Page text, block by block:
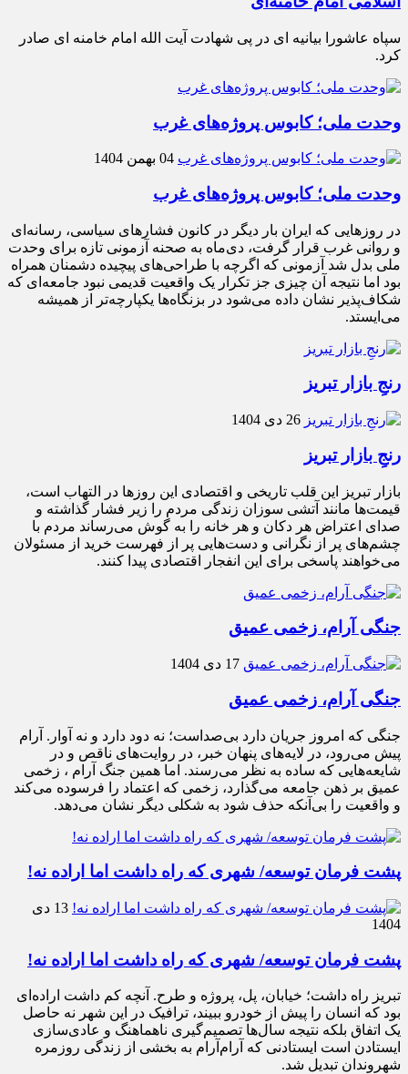
سپاه عاشورا بیانیه ای در پی شهادت آیت الله امام خامنه ای صادر
کرد.
وحدت ملی؛ کابوس پروژه‌های غرب
04 بهمن 1404
وحدت ملی؛ کابوس پروژه‌های غرب
در روزهایی که ایران بار دیگر در کانون فشارهای سیاسی، رسانه‌ای
و روانی غرب قرار گرفت، دی‌ماه به صحنه آزمونی تازه برای وحدت
ملی بدل شد آزمونی که اگرچه با طراحی‌های پیچیده دشمنان همراه
بود اما نتیجه آن چیزی جز تکرار یک واقعیت قدیمی نبود جامعه‌ای که
شکاف‌پذیر نشان داده می‌شود در بزنگاه‌ها یکپارچه‌تر از همیشه
می‌ایستد.
رنجِ بازار تبریز
26 دی 1404
رنجِ بازار تبریز
بازار تبریز این قلب تاریخی و اقتصادی این روزها در التهاب است،
قیمت‌ها مانند آتشی سوزان زندگی مردم را زیر فشار گذاشته و
صدای اعتراض هر دکان و هر خانه را به گوش می‌رساند مردم با
چشم‌های پر از نگرانی و دست‌هایی پر از فهرست خرید از مسئولان
می‌خواهند پاسخی برای این انفجار اقتصادی پیدا کنند.
جنگی آرام، زخمی عمیق
17 دی 1404
جنگی آرام، زخمی عمیق
جنگی که امروز جریان دارد بی‌صداست؛ نه دود دارد و نه آوار. آرام
پیش می‌رود، در لایه‌های پنهان خبر، در روایت‌های ناقص و در
شایعه‌هایی که ساده به نظر می‌رسند. اما همین جنگ آرام ، زخمی
عمیق بر ذهن جامعه می‌گذارد، زخمی که اعتماد را فرسوده می‌کند
و واقعیت را بی‌آنکه حذف شود به شکلی دیگر نشان می‌دهد.
پشت فرمان توسعه/ شهری که راه داشت اما اراده نه!
13 دی
1404
پشت فرمان توسعه/ شهری که راه داشت اما اراده نه!
تبریز راه داشت؛ خیابان، پل، پروژه و طرح. آنچه کم داشت اراده‌ای
بود که انسان را پیش از خودرو ببیند، ترافیک در این شهر نه حاصل
یک اتفاق بلکه نتیجه سال‌ها تصمیم‌گیری ناهماهنگ و عادی‌سازی
ایستادن است ایستادنی که آرام‌آرام به بخشی از زندگی روزمره
شهروندان تبدیل شد.